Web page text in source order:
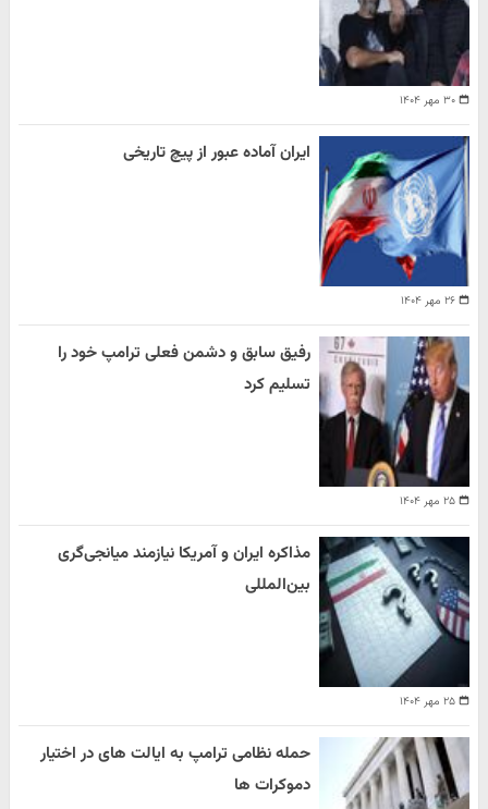
۳۰ مهر ۱۴۰۴
۲۶ مهر ۱۴۰۴
ایران آماده عبور از پیچ تاریخی
۲۵ مهر ۱۴۰۴
رفیق سابق و دشمن فعلی ترامپ خود را
تسلیم کرد
۲۵ مهر ۱۴۰۴
مذاکره ایران و آمریکا نیازمند میانجی‌گری
بین‌المللی
حمله نظامی ترامپ به ایالت های در اختیار
دموکرات ها